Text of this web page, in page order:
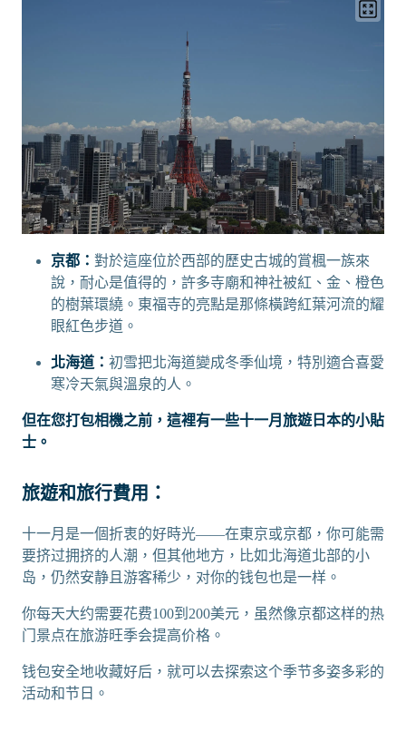
京都： 對於這座位於西部的歷史古城的賞楓一族來
說，耐心是值得的，許多寺廟和神社被紅、金、橙色
的樹葉環繞。東福寺的亮點是那條橫跨紅葉河流的耀
眼紅色步道。
北海道： 初雪把北海道變成冬季仙境，特別適合喜愛
寒冷天氣與溫泉的人。
但在您打包相機之前，這裡有一些十一月旅遊日本的小貼
士。
旅遊和旅行費用：
十一月是一個折衷的好時光——在東京或京都，你可能需
要挤过拥挤的人潮，但其他地方，比如北海道北部的小
岛，仍然安静且游客稀少，对你的钱包也是一样。
你每天大约需要花费100到200美元，虽然像京都这样的热
门景点在旅游旺季会提高价格。
钱包安全地收藏好后，就可以去探索这个季节多姿多彩的
活动和节日。